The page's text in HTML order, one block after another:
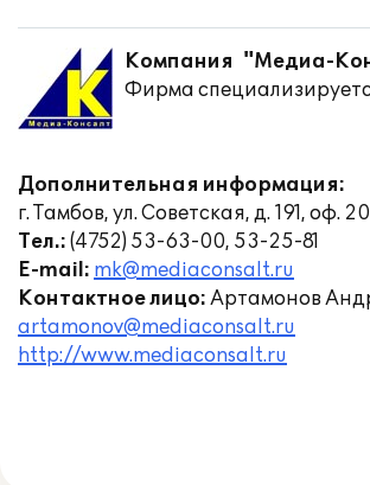
Компания "Медиа-
Фирма
Дополнительная информация:
г. Тамбов, ул. Советская, д. 191, оф.
Тел.: (4752) 53-63-00, 53-25-81
E-mail: mk@mediaconsalt.ru
Контактное лицо: Артамонов
artamonov@mediaconsalt.ru
http://www.mediaconsalt.ru